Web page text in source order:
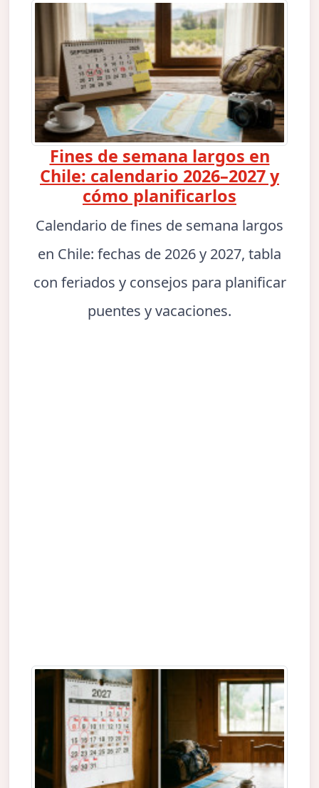
Fines de semana largos en
Chile: calendario 2026–2027 y
cómo planificarlos
Calendario de fines de semana largos
en Chile: fechas de 2026 y 2027, tabla
con feriados y consejos para planificar
puentes y vacaciones.